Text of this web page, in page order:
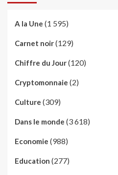
A la Une (1 595)
Carnet noir(129)
Chiffre du Jour(120)
Cryptomonnaie (2)
Culture (309)
Dans le monde (3 618)
Economie (988)
Education (277)